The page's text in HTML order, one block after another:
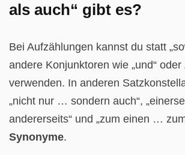
als auch“ gibt es?
Bei Aufzählungen kannst du statt
andere Konjunktoren wie „und“ oder
verwenden. In anderen
„nicht nur … sondern auch“,
andererseits“ und „zum einen …
Synonyme.